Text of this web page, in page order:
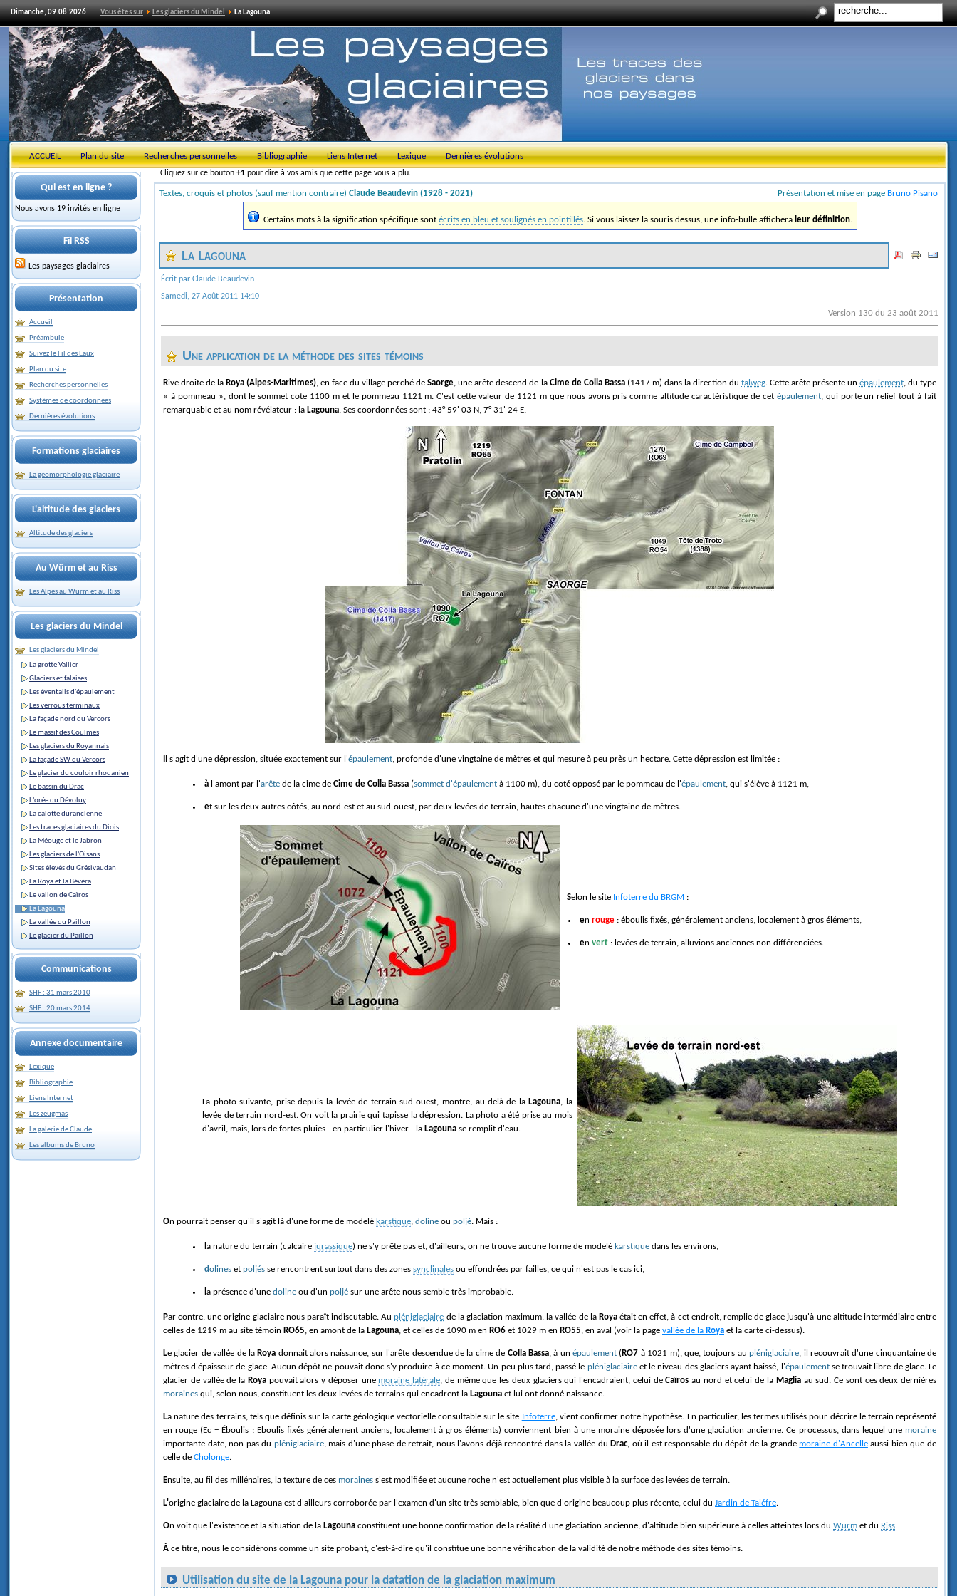
Dimanche, 09.08.2026 Vous êtes sur Les glaciers du Mindel La Lagouna
ACCUEIL Plan du site Recherches personnelles Bibliographie Liens Internet Lexique Dernières évolutions
Cliquez sur ce bouton +1 pour dire à vos amis que cette page vous a plu.
Qui est en ligne ?
Nous avons 19 invités en ligne
Fil RSS
Les paysages glaciaires
Présentation
Accueil
Préambule
Suivez le Fil des Eaux
Plan du site
Recherches personnelles
Systèmes de coordonnées
Dernières évolutions
Formations glaciaires
La géomorphologie glaciaire
L'altitude des glaciers
Altitude des glaciers
Au Würm et au Riss
Les Alpes au Würm et au Riss
Les glaciers du Mindel
Les glaciers du Mindel
La grotte Vallier
Glaciers et falaises
Les éventails d'épaulement
Les verrous terminaux
La façade nord du Vercors
Le massif des Coulmes
Les glaciers du Royannais
La façade SW du Vercors
Le glacier du couloir rhodanien
Le bassin du Drac
L'orée du Dévoluy
La calotte durancienne
Les traces glaciaires du Diois
La Méouge et le Jabron
Les glaciers de l'Oisans
Sites élevés du Grésivaudan
La Roya et la Bévéra
Le vallon de Caïros
La Lagouna
La vallée du Paillon
Le glacier du Paillon
Communications
SHF : 31 mars 2010
SHF : 20 mars 2014
Annexe documentaire
Lexique
Bibliographie
Liens Internet
Les zeugmas
La galerie de Claude
Les albums de Bruno
Textes, croquis et photos (sauf mention contraire) Claude Beaudevin (1928 - 2021) Présentation et mise en page Bruno Pisano
Certains mots à la signification spécifique sont écrits en bleu et soulignés en pointillés. Si vous laissez la souris dessus, une info-bulle affichera leur définition.
La Lagouna
Écrit par Claude Beaudevin
Samedi, 27 Août 2011 14:10
Version 130 du 23 août 2011
Une application de la méthode des sites témoins
Rive droite de la Roya (Alpes-Maritimes), en face du village perché deSaorge, une arête descend de la Cime de Colla Bassa(1417 m) dans la direction du talweg. Cette arête présente un épaulement, du type
« à pommeau », dont le sommet cote 1100 m et le pommeau 1121 m. C'est cette valeur de 1121 m que nous avons pris comme altitude caractéristique de cet épaulement, qui porte un relief tout à fait
remarquable et au nom révélateur : la Lagouna. Ses coordonnées sont : 43° 59' 03 N, 7° 31' 24 E.
Il s'agit d'une dépression, située exactement sur l'épaulement, profonde d'une vingtaine de mètres et qui mesure à peu près un hectare. Cette dépression est limitée :
à l'amont par l'arête de la cime de Cime de Colla Bassa (sommet d'épaulement à 1100 m), du coté opposé par le pommeau de l'épaulement, qui s'élève à 1121 m,
et sur les deux autres côtés, au nord-est et au sud-ouest, par deux levées de terrain, hautes chacune d'une vingtaine de mètres.
Selon le site Infoterre du BRGM :
en rouge: éboulis fixés, généralement anciens, localement à gros éléments,
en vert: levées de terrain, alluvions anciennes non différenciées.
La photo suivante, prise depuis la levée de terrain sud-ouest, montre, au-delà de la Lagouna, la
levée de terrain nord-est. On voit la prairie qui tapisse la dépression. La photo a été prise au mois
d'avril, mais, lors de fortes pluies - en particulier l'hiver - la Lagouna se remplit d'eau.
On pourrait penser qu'il s'agit là d'une forme de modelé karstique, doline ou poljé. Mais :
la nature du terrain (calcaire jurassique) ne s'y prête pas et, d'ailleurs, on ne trouve aucune forme de modelé karstique dans les environs,
dolines et poljés se rencontrent surtout dans des zones synclinales ou effondrées par failles, ce qui n'est pas le cas ici,
la présence d'une doline ou d'un poljé sur une arête nous semble très improbable.
Par contre, une origine glaciaire nous paraît indiscutable. Au pléniglaciaire de la glaciation maximum, la vallée de la Royaétait en effet, à cet endroit, remplie de glace jusqu'à une altitude intermédiaire entre
celles de 1219 m au site témoin RO65, en amont de la Lagouna, et celles de 1090 m en RO6 et 1029 m en RO55, en aval (voir la page vallée de la Roya et la carte ci-dessus).
Le glacier de vallée de la Roya donnait alors naissance, sur l'arête descendue de la cime de Colla Bassa, à unépaulement (RO7 à 1021 m), que, toujours aupléniglaciaire, il recouvrait d'une cinquantaine de
mètres d'épaisseur de glace. Aucun dépôt ne pouvait donc s'y produire à ce moment. Un peu plus tard, passé le pléniglaciaireet le niveau des glaciers ayant baissé, l'épaulementse trouvait libre de glace. Le
glacier de vallée de la Royapouvait alors y déposer une moraine latérale, de même que les deux glaciers qui l'encadraient, celui deCaïros au nord et celui de la Magliaau sud. Ce sont ces deux dernières
moraines qui, selon nous, constituent les deux levées de terrains qui encadrent la Lagouna et lui ont donné naissance.
La nature des terrains, tels que définis sur la carte géologique vectorielle consultable sur le site Infoterre, vient confirmer notre hypothèse. En particulier, les termes utilisés pour décrire le terrain représenté
en rouge (Ec = Éboulis : Eboulis fixés généralement anciens, localement à gros éléments) conviennent bien à une moraine déposée lors d'une glaciation ancienne. Ce processus, dans lequel une moraine
importante date, non pas du pléniglaciaire, mais d'une phase de retrait, nous l'avons déjà rencontré dans la vallée du Drac, où il est responsable du dépôt de la grande moraine d'Ancelleaussi bien que de
celle de Cholonge.
Ensuite, au fil des millénaires, la texture de ces moraines s'est modifiée et aucune roche n'est actuellement plus visible à la surface des levées de terrain.
L'origine glaciaire de la Lagouna est d'ailleurs corroborée par l'examen d'un site très semblable, bien que d'origine beaucoup plus récente, celui du Jardin de Taléfre.
On voit que l'existence et la situation de la Lagouna constituent une bonne confirmation de la réalité d'une glaciation ancienne, d'altitude bien supérieure à celles atteintes lors du Würm et du Riss.
À ce titre, nous le considérons comme un site probant, c'est-à-dire qu'il constitue une bonne vérification de la validité de notre méthode des sites témoins.
Utilisation du site de la Lagouna pour la datation de la glaciation maximum